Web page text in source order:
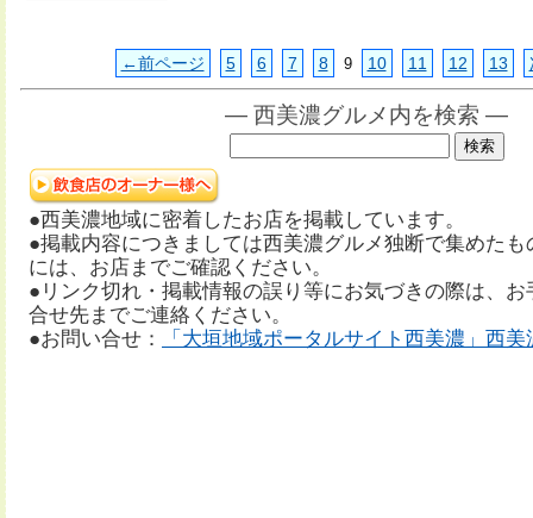
←前ページ 5 6 7 8 9 10 11 12 13
― 西美濃グルメ内を検索 ―
●西美濃地域に密着したお店を掲載しています。
●掲載内容につきましては西美濃グルメ独断で集めた
には、お店までご確認ください。
●リンク切れ・掲載情報の誤り等にお気づきの際は、
合せ先までご連絡ください。
●お問い合せ：
「大垣地域ポータルサイト西美濃」西